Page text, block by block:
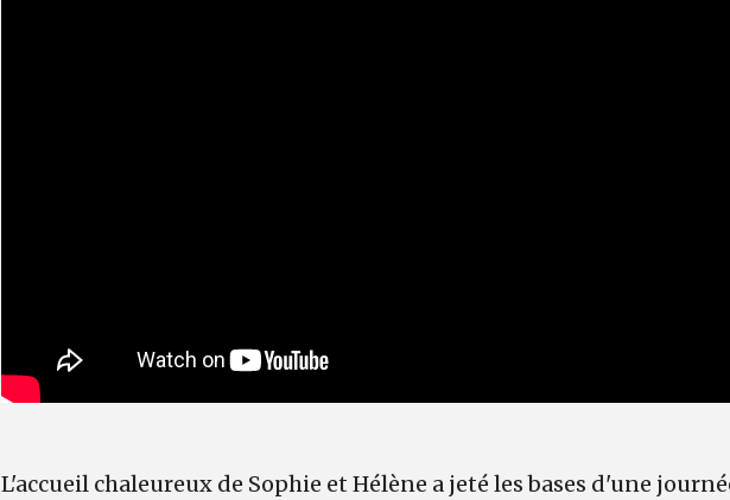
L'accueil chaleureux de Sophie et Hélène a jeté les bases d'une